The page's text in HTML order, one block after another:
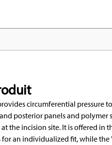
circumferential pressure
posterior panels and polymer
the incision site. It is offered in
an individualized fit, while